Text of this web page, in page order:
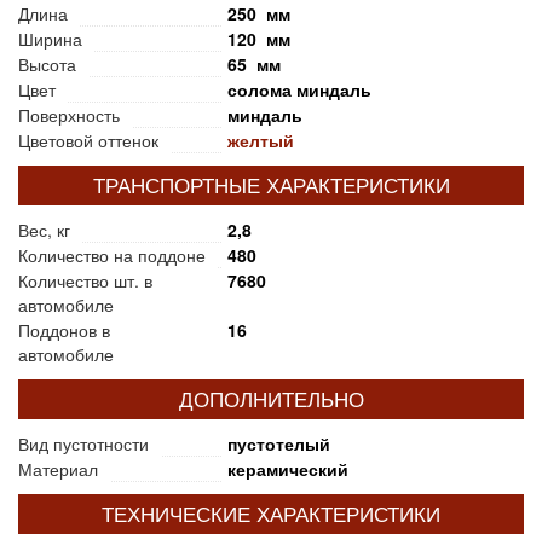
Длина
250 мм
Ширина
120 мм
Высота
65 мм
Цвет
солома миндаль
Поверхность
миндаль
Цветовой оттенок
желтый
ТРАНСПОРТНЫЕ ХАРАКТЕРИСТИКИ
Вес, кг
2,8
Количество на поддоне
480
Количество шт. в
автомобиле
7680
Поддонов в
автомобиле
16
ДОПОЛНИТЕЛЬНО
Вид пустотности
пустотелый
Материал
керамический
ТЕХНИЧЕСКИЕ ХАРАКТЕРИСТИКИ